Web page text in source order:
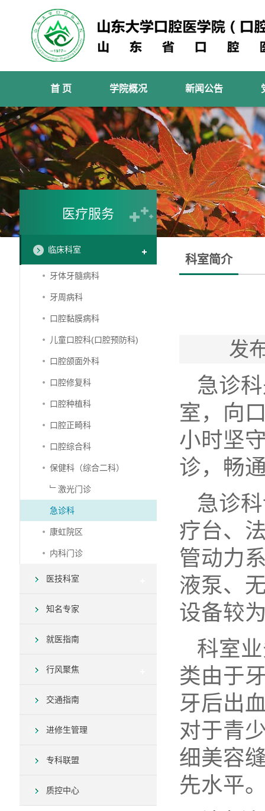
首 页 学院概况 新闻公告
医疗服务
临床科室
牙体牙髓病科
牙周病科
口腔黏膜病科
儿童口腔科(口腔预防科)
口腔颌面外科
口腔修复科
口腔种植科
口腔正畸科
口腔综合科
保健科（综合二科）
﹂激光门诊
急诊科
康虹院区
内科门诊
医技科室
知名专家
就医指南
行风聚焦
交通指南
进修生管理
专科联盟
质控中心
科室简介
发
急诊
室，向
小时坚
诊，畅
急诊
疗台、
管动力
液泵、
设备较
科室
类由于
牙后出
对于青
细美容
先水平